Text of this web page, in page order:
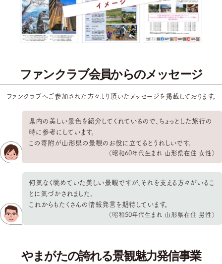
ファンクラブ会員からのメッセージ
ファンクラブへご参加された方々より頂いたメッセージを掲載しております。
県内の美しい景色を紹介してくれているので、ちょっとした旅行の
時に参考にしています。
この寄附が山形県の景観のお役に立てるとうれしいです。
（昭和60年代生まれ 山形県在住 女性）
何気なく眺めていた美しい景観ですが、それを支える方々がいるこ
とに気づかされました。
これからもたくさんの情報発言を期待しています。
（昭和50年代生まれ 山形県在住 男性）
やまがたの誇れる景観魅力発信事業